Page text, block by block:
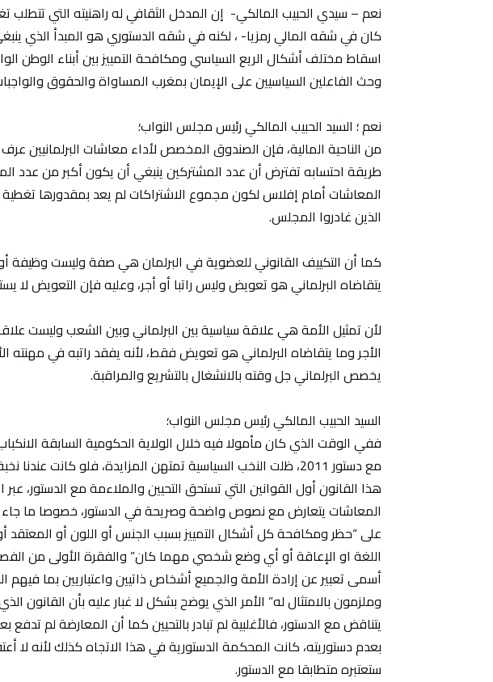
نعم – سيدي الحبيب المالكي- إن المدخل الثقافي له راهنيته التي تتطلب
كان في شقه المالي رمزيا- ، لكنه في شقه الدستوري هو المبدأ الذي
اسقاط مختلف أشكال الريع السياسي ومكافحة التمييز بين أبناء الوطن
وحث الفاعلين السياسيين على الإيمان بمغرب المساواة والحقوق
نعم ؛ السيد الحبيب المالكي رئيس مجلس النواب؛
من الناحية المالية، فإن الصندوق المخصص لأداء معاشات البرلمانيين
طريقة احتسابه تفترض أن عدد المشتركين ينبغي أن يكون أكبر من عدد
المعاشات أمام إفلاس لكون مجموع الاشتراكات لم يعد بمقدورها تغطية
الذين غادروا المجلس.
كما أن التكييف القانوني للعضوية في البرلمان هي صفة وليست وظيفة
يتقاضاه البرلماني هو تعويض وليس راتبا أو أجر، وعليه فإن التعويض لا
لأن تمثيل الأمة هي علاقة سياسية بين البرلماني وبين الشعب وليست
الأجر وما يتقاضاه البرلماني هو تعويض فقط، لأنه يفقد راتبه في مهنته
يخصص البرلماني جل وقته بالانشغال بالتشريع والمراقبة.
السيد الحبيب المالكي رئيس مجلس النواب؛
ففي الوقت الذي كان مأمولا فيه خلال الولاية الحكومية السابقة
مع دستور 2011، ظلت النخب السياسية تمتهن المزايدة، فلو كانت
هذا القانون أول القوانين التي تستحق التحيين والملاءمة مع الدستور،
المعاشات يتعارض مع نصوص واضحة وصريحة في الدستور، خصوصا ما جاء
على “حظر ومكافحة كل أشكال التمييز بسبب الجنس أو اللون أو المعتقد أو
أسمى تعبير عن إرادة الأمة والجميع أشخاص ذاتيين واعتباريين بما
وملزمون بالامتثال له” الأمر الذي يوضح بشكل لا غبار عليه بأن القانون
يتناقض مع الدستور، فالأغلبية لم تبادر بالتحيين كما أن المعارضة لم تدفع
بعدم دستوريته، كانت المحكمة الدستورية في هذا الاتجاه كذلك لأنه لا
ستعتبره متطابقا مع الدستور.